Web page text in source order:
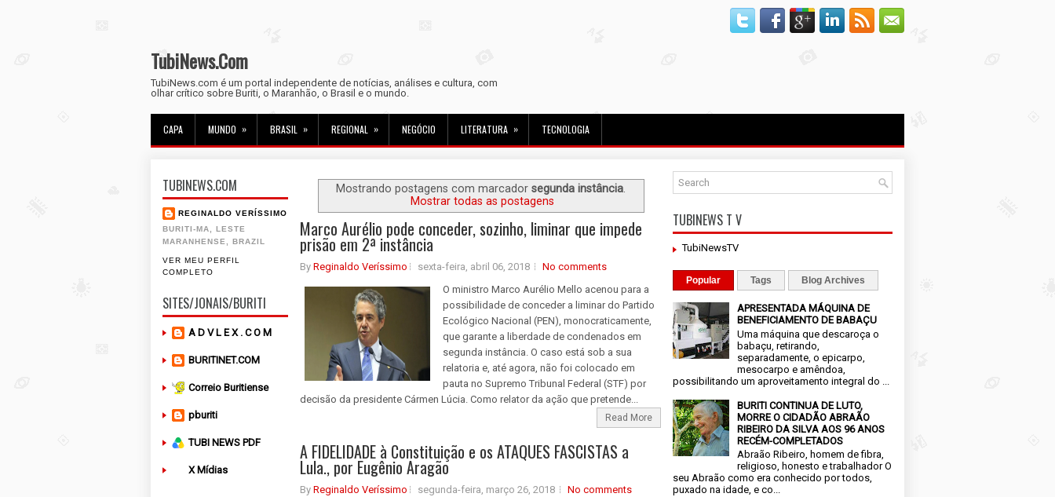
TubiNews.Com
TubiNews.com é um portal independente de notícias, análises e cultura, com
olhar crítico sobre Buriti, o Maranhão, o Brasil e o mundo.
CAPA MUNDO » BRASIL » REGIONAL » NEGÓCIO LITERATURA » TECNOLOGIA
TUBINEWS.COM
REGINALDO VERÍSSIMO
BURITI-MA, LESTE
MARANHENSE, BRAZIL
VER MEU PERFIL
COMPLETO
SITES/JONAIS/BURITI
A D V L E X . C O M
BURITINET.COM
Correio Buritiense
pburiti
TUBI NEWS PDF
X Mídias
Mostrando postagens com marcador segunda instância.
Mostrar todas as postagens
Marco Aurélio pode conceder, sozinho, liminar que impede
prisão em 2ª instância
By Reginaldo Veríssimo sexta-feira, abril 06, 2018
No comments
O ministro Marco Aurélio Mello acenou para a
possibilidade de conceder a liminar do Partido
Ecológico Nacional (PEN), monocraticamente,
que garante a liberdade de condenados em
segunda instância. O caso está sob a sua
relatoria e, até agora, não foi colocado em
pauta no Supremo Tribunal Federal (STF) por
decisão da presidente Cármen Lúcia. Como relator da ação que pretende...
Read More
A FIDELIDADE à Constituição e os ATAQUES FASCISTAS a
Lula., por Eugênio Aragão
By Reginaldo Veríssimo segunda-feira, março 26, 2018
No comments
TUBINEWS T V
TubiNewsTV
Popular Tags Blog Archives
APRESENTADA MÁQUINA DE
BENEFICIAMENTO DE BABAÇU
Uma máquina que descaroça o
babaçu, retirando,
separadamente, o epicarpo,
mesocarpo e amêndoa,
possibilitando um aproveitamento integral do ...
BURITI CONTINUA DE LUTO,
MORRE O CIDADÃO ABRAÃO
RIBEIRO DA SILVA AOS 96 ANOS
RECÉM-COMPLETADOS
Abraão Ribeiro, homem de fibra,
religioso, honesto e trabalhador O
seu Abraão como era conhecido por todos,
puxado na idade, e co...